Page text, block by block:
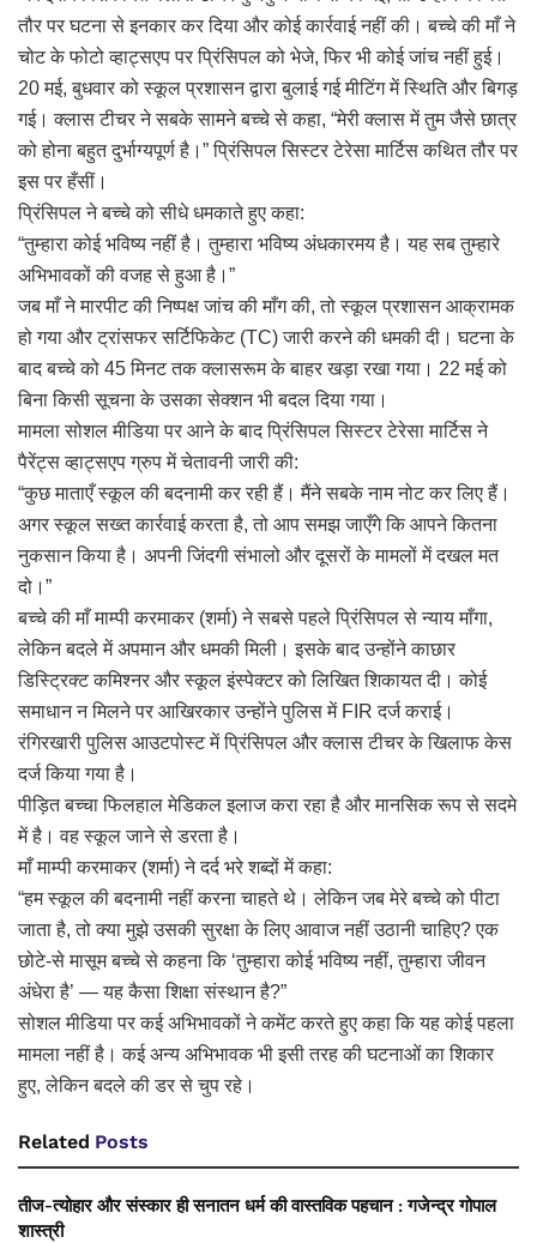
तौर पर घटना से इनकार कर दिया और कोई कार्रवाई नहीं की। बच्चे की माँ ने
चोट के फोटो व्हाट्सएप पर प्रिंसिपल को भेजे, फिर भी कोई जांच नहीं हुई।
20 मई, बुधवार को स्कूल प्रशासन द्वारा बुलाई गई मीटिंग में स्थिति और बिगड़
गई। क्लास टीचर ने सबके सामने बच्चे से कहा, “मेरी क्लास में तुम जैसे छात्र
को होना बहुत दुर्भाग्यपूर्ण है।” प्रिंसिपल सिस्टर टेरेसा मार्टिस कथित तौर पर
इस पर हँसीं।
प्रिंसिपल ने बच्चे को सीधे धमकाते हुए कहा:
“तुम्हारा कोई भविष्य नहीं है। तुम्हारा भविष्य अंधकारमय है। यह सब तुम्हारे
अभिभावकों की वजह से हुआ है।”
जब माँ ने मारपीट की निष्पक्ष जांच की माँग की, तो स्कूल प्रशासन आक्रामक
हो गया और ट्रांसफर सर्टिफिकेट (TC) जारी करने की धमकी दी। घटना के
बाद बच्चे को 45 मिनट तक क्लासरूम के बाहर खड़ा रखा गया। 22 मई को
बिना किसी सूचना के उसका सेक्शन भी बदल दिया गया।
मामला सोशल मीडिया पर आने के बाद प्रिंसिपल सिस्टर टेरेसा मार्टिस ने
पैरेंट्स व्हाट्सएप ग्रुप में चेतावनी जारी की:
“कुछ माताएँ स्कूल की बदनामी कर रही हैं। मैंने सबके नाम नोट कर लिए हैं।
अगर स्कूल सख्त कार्रवाई करता है, तो आप समझ जाएँगे कि आपने कितना
नुकसान किया है। अपनी जिंदगी संभालो और दूसरों के मामलों में दखल मत
दो।”
बच्चे की माँ माम्पी करमाकर (शर्मा) ने सबसे पहले प्रिंसिपल से न्याय माँगा,
लेकिन बदले में अपमान और धमकी मिली। इसके बाद उन्होंने काछार
डिस्ट्रिक्ट कमिश्नर और स्कूल इंस्पेक्टर को लिखित शिकायत दी। कोई
समाधान न मिलने पर आखिरकार उन्होंने पुलिस में FIR दर्ज कराई।
रंगिरखारी पुलिस आउटपोस्ट में प्रिंसिपल और क्लास टीचर के खिलाफ केस
दर्ज किया गया है।
पीड़ित बच्चा फिलहाल मेडिकल इलाज करा रहा है और मानसिक रूप से सदमे
में है। वह स्कूल जाने से डरता है।
माँ माम्पी करमाकर (शर्मा) ने दर्द भरे शब्दों में कहा:
“हम स्कूल की बदनामी नहीं करना चाहते थे। लेकिन जब मेरे बच्चे को पीटा
जाता है, तो क्या मुझे उसकी सुरक्षा के लिए आवाज नहीं उठानी चाहिए? एक
छोटे-से मासूम बच्चे से कहना कि ‘तुम्हारा कोई भविष्य नहीं, तुम्हारा जीवन
अंधेरा है’ — यह कैसा शिक्षा संस्थान है?”
सोशल मीडिया पर कई अभिभावकों ने कमेंट करते हुए कहा कि यह कोई पहला
मामला नहीं है। कई अन्य अभिभावक भी इसी तरह की घटनाओं का शिकार
हुए, लेकिन बदले की डर से चुप रहे।
Related Posts
तीज-त्योहार और संस्कार ही सनातन धर्म की वास्तविक पहचान : गजेन्द्र गोपाल
शास्त्री